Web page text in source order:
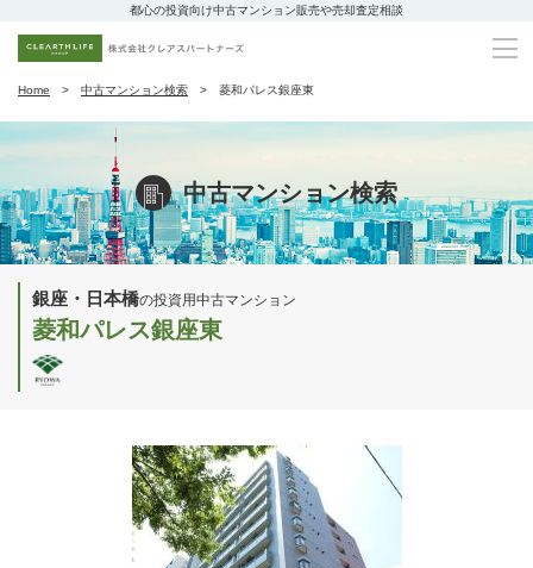
都心の投資向け中古マンション販売や売却査定相談
Home 中古マンション検索 菱和パレス銀座東
中古マンション検索
銀座・日本橋の投資用中古マンション
菱和パレス銀座東